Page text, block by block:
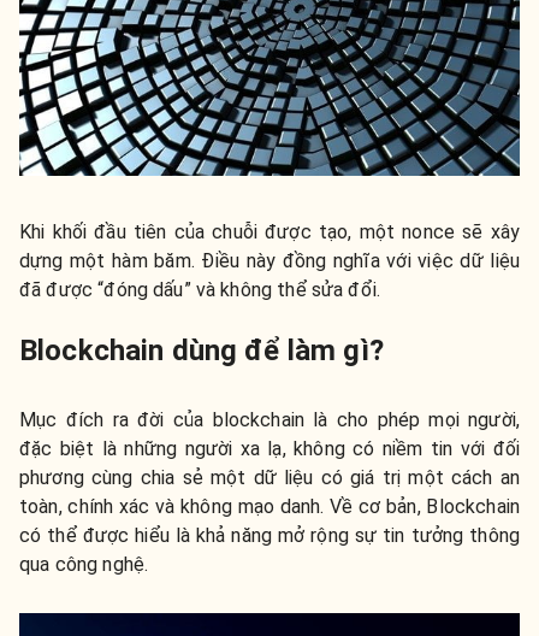
Khi khối đầu tiên của chuỗi được tạo, một nonce sẽ xây
dựng một hàm băm. Điều này đồng nghĩa với việc dữ liệu
đã được “đóng dấu” và không thể sửa đổi.
Blockchain dùng để làm gì?
Mục đích ra đời của blockchain là cho phép mọi người,
đặc biệt là những người xa lạ, không có niềm tin với đối
phương cùng chia sẻ một dữ liệu có giá trị một cách an
toàn, chính xác và không mạo danh. Về cơ bản, Blockchain
có thể được hiểu là khả năng mở rộng sự tin tưởng thông
qua công nghệ.